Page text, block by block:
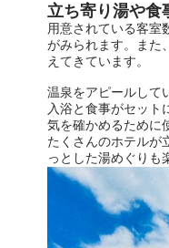
ニフティ温泉の「
は、そんなあなた
きをプロの占い師
とができるサービス
おふろパス会員様
別なひとときを「
料」でご利用いた
お湯で体がほぐれ
立ち寄り湯や食
用意されている客室
がみられます。また
えてきています。
温泉をアピールして
入浴と食事がセット
気を確かめるために
たくさんのホテルが
っとした湯めぐりも